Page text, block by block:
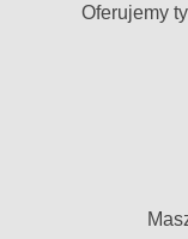
Oferujemy